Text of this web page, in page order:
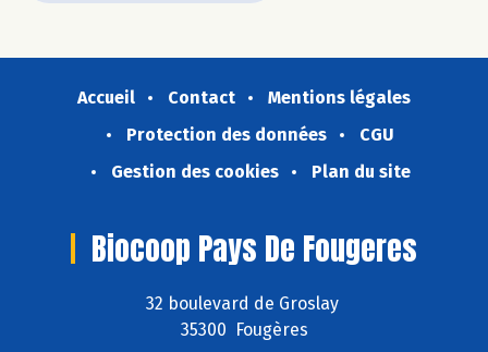
Accueil Contact
Mentions légales
Protection des données
CGU
Gestion des cookies
Plan du site
Biocoop Pays De Fougeres
32 boulevard de Groslay
35300 Fougères